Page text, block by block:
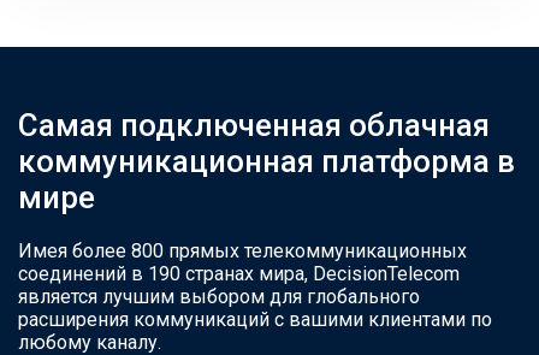
Самая подключенная облачная
коммуникационная платформа в
мире
Имея более 800 прямых телекоммуникационных
соединений в 190 странах мира, DecisionTelecom
является лучшим выбором для глобального
расширения коммуникаций с вашими клиентами по
любому каналу.